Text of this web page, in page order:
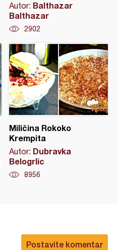
Autor: Balthazar
Balthazar
2902
Miličina Rokoko
Krempita
Autor: Dubravka
Belogrlic
8956
Postavite komentar